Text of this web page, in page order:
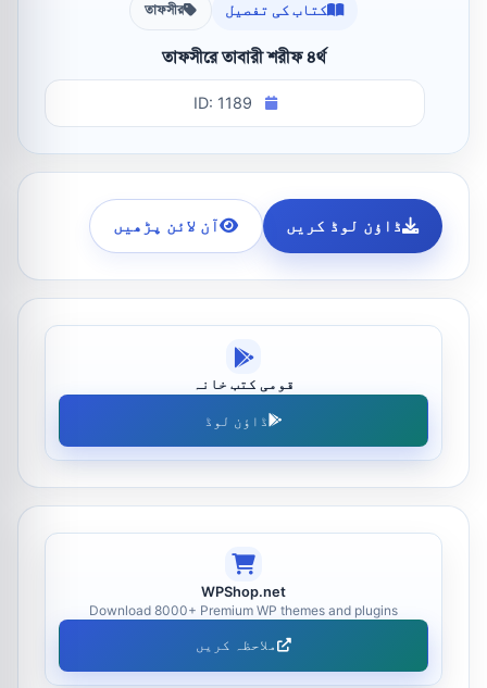
کتاب کی تفصیل তাফসীর
তাফসীরে তাবারী শরীফ ৪র্থ
ID: 1189
ڈاؤن لوڈ کریں آن لائن پڑھیں
قومی کتب خانہ
ڈاؤن لوڈ
WPShop.net
Download 8000+ Premium WP themes and plugins
ملاحظہ کریں